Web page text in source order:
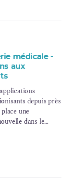
médicale -
aux
depuis près
une
dans le